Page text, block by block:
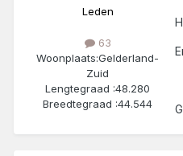
Leden
63
Woonplaats:Gelderland-
Zuid
Lengtegraad :48.280
Breedtegraad :44.544